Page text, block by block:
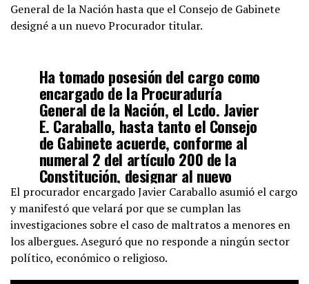
General de la Nación hasta que el Consejo de Gabinete
designé a un nuevo Procurador titular.
Ha tomado posesión del cargo como
encargado de la Procuraduría
General de la Nación, el Lcdo. Javier
E. Caraballo, hasta tanto el Consejo
de Gabinete acuerde, conforme al
numeral 2 del artículo 200 de la
Constitución, designar al nuevo
Procurador General de la Nación
titular.pic.twitter.com/UStPD1u3c7
— Nito Cortizo (@NitoCortizo) March 1, 2021
El procurador encargado Javier Caraballo asumió el cargo
y manifestó que velará por que se cumplan las
investigaciones sobre el caso de maltratos a menores en
los albergues. Aseguró que no responde a ningún sector
político, económico o religioso.